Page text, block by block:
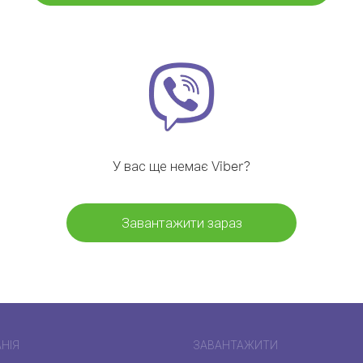
У вас ще немає Viber?
Завантажити зараз
ЗАВАНТАЖИТИ